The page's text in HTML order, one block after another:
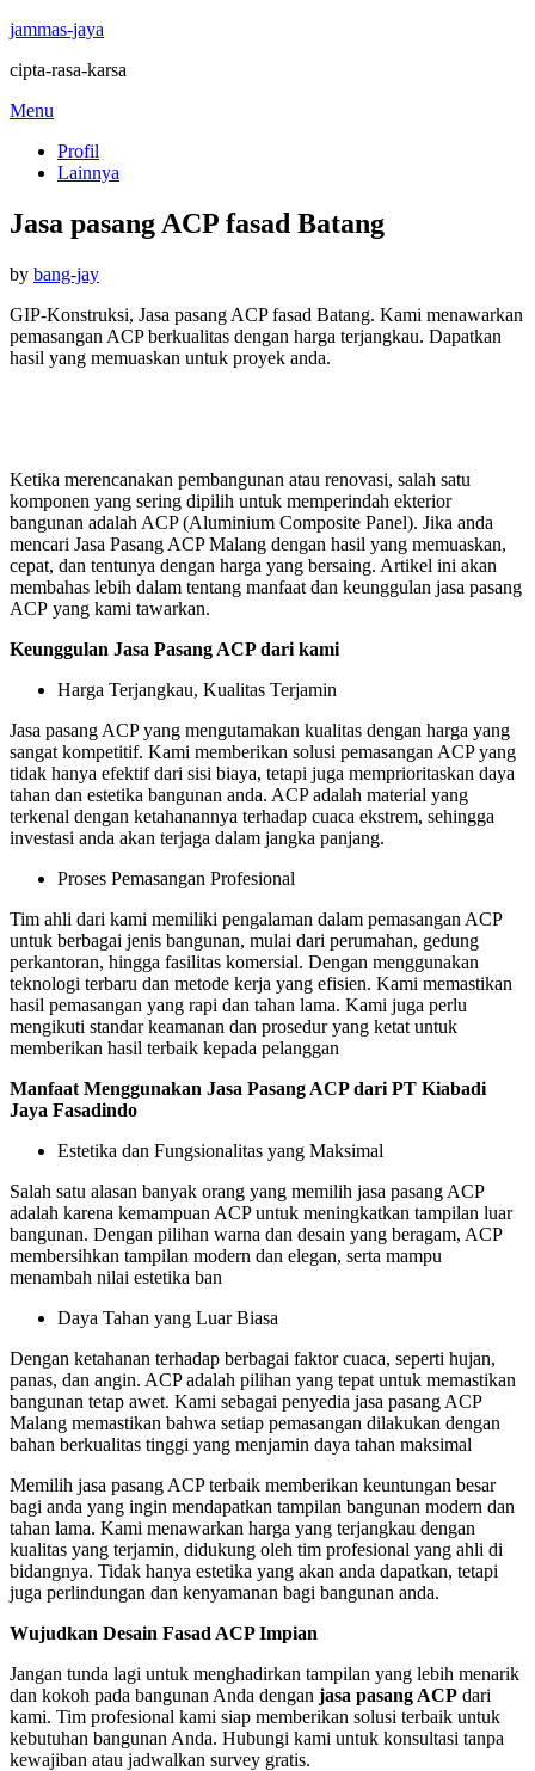
jammas-jaya
cipta-rasa-karsa
Skip
content
Menu
Profil
Lainnya
Jasa pasang ACP fasad Batang
by bang-jayPosted
GIP-Konstruksi, Jasa pasang ACP fasad Batang. Kami menawarkan
pemasangan ACP berkualitas dengan harga terjangkau. Dapatkan
hasil yang memuaskan untuk proyek anda.
Ketika merencanakan pembangunan atau renovasi, salah satu
komponen yang sering dipilih untuk memperindah ekterior
bangunan adalah ACP (Aluminium Composite Panel). Jika anda
mencari Jasa Pasang ACP Malang dengan hasil yang memuaskan,
cepat, dan tentunya dengan harga yang bersaing. Artikel ini akan
membahas lebih dalam tentang manfaat dan keunggulan jasa pasang
ACP yang kami tawarkan.
Keunggulan Jasa Pasang ACP dari kami
Harga Terjangkau, Kualitas Terjamin
Jasa pasang ACP yang mengutamakan kualitas dengan harga yang
sangat kompetitif. Kami memberikan solusi pemasangan ACP yang
tidak hanya efektif dari sisi biaya, tetapi juga memprioritaskan daya
tahan dan estetika bangunan anda. ACP adalah material yang
terkenal dengan ketahanannya terhadap cuaca ekstrem, sehingga
investasi anda akan terjaga dalam jangka panjang.
Proses Pemasangan Profesional
Tim ahli dari kami memiliki pengalaman dalam pemasangan ACP
untuk berbagai jenis bangunan, mulai dari perumahan, gedung
perkantoran, hingga fasilitas komersial. Dengan menggunakan
teknologi terbaru dan metode kerja yang efisien. Kami memastikan
hasil pemasangan yang rapi dan tahan lama. Kami juga perlu
mengikuti standar keamanan dan prosedur yang ketat untuk
memberikan hasil terbaik kepada pelanggan
Manfaat Menggunakan Jasa Pasang ACP dari PT Kiabadi
Jaya Fasadindo
Estetika dan Fungsionalitas yang Maksimal
Salah satu alasan banyak orang yang memilih jasa pasang ACP
adalah karena kemampuan ACP untuk meningkatkan tampilan luar
bangunan. Dengan pilihan warna dan desain yang beragam, ACP
membersihkan tampilan modern dan elegan, serta mampu
menambah nilai estetika ban
Daya Tahan yang Luar Biasa
Dengan ketahanan terhadap berbagai faktor cuaca, seperti hujan,
panas, dan angin. ACP adalah pilihan yang tepat untuk memastikan
bangunan tetap awet. Kami sebagai penyedia jasa pasang ACP
Malang memastikan bahwa setiap pemasangan dilakukan dengan
bahan berkualitas tinggi yang menjamin daya tahan maksimal
Memilih jasa pasang ACP terbaik memberikan keuntungan besar
bagi anda yang ingin mendapatkan tampilan bangunan modern dan
tahan lama. Kami menawarkan harga yang terjangkau dengan
kualitas yang terjamin, didukung oleh tim profesional yang ahli di
bidangnya. Tidak hanya estetika yang akan anda dapatkan, tetapi
juga perlindungan dan kenyamanan bagi bangunan anda.
Wujudkan Desain Fasad ACP Impian
Jangan tunda lagi untuk menghadirkan tampilan yang lebih menarik
dan kokoh pada bangunan Anda dengan jasa pasang ACP dari
kami. Tim profesional kami siap memberikan solusi terbaik untuk
kebutuhan bangunan Anda. Hubungi kami untuk konsultasi tanpa
kewajiban atau jadwalkan survey gratis.